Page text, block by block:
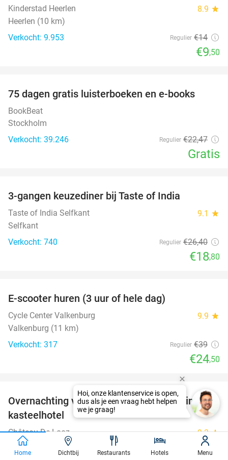
Kinderstad Heerlen 8.9 star
Heerlen (10 km)
Verkocht: 9.953
Regulier €14
€9,50
75 dagen gratis luisterboeken en e-books
BookBeat
Stockholm
Verkocht: 39.246
Regulier €22,47
Gratis
3-gangen keuzediner bij Taste of India
Taste of India Selfkant 9.1 star
Selfkant
Verkocht: 740
Regulier €26,40
€18,80
E-scooter huren (3 uur of hele dag)
Cycle Center Valkenburg 9.9 star
Valkenburg (11 km)
Verkocht: 317
Regulier €39
€24,50
48%
Overnachting voor 2 + ontbijt met cava in een
kasteelhotel
Château De Looz 9.3star
Borgloon
Home Dichtbij Restaurants Hotels Menu